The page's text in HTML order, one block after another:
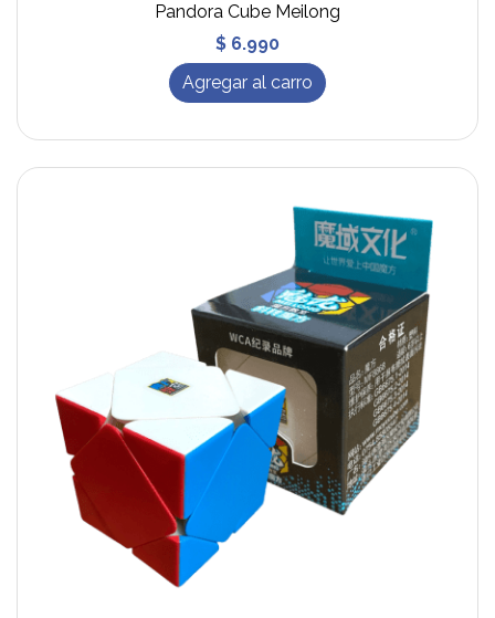
Pandora Cube Meilong
$ 6.990
Agregar al carro